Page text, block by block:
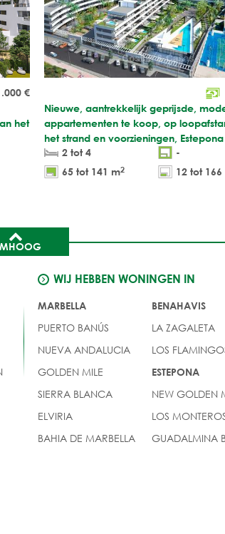
€
het
Nieuwe, aantrekkelijk geprijsde,
appartementen te koop, op
het strand en voorzieningen, Estepona
2 tot 4
-
65 tot 141 m2 12 tot 166
WIJ HEBBEN WONINGEN IN
MARBELLA
PUERTO BANÚS
NUEVA ANDALUCIA
GOLDEN MILE
SIERRA BLANCA
ELVIRIA
BAHIA DE MARBELLA
BENAHAVIS
LA ZAGALETA
LOS
ESTEPONA
NEW GOLDEN
LOS
GUADALMINA